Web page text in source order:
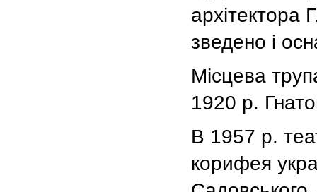
архітектора
зведено і
Місцева
1920 р.
В 1957 р.
корифея